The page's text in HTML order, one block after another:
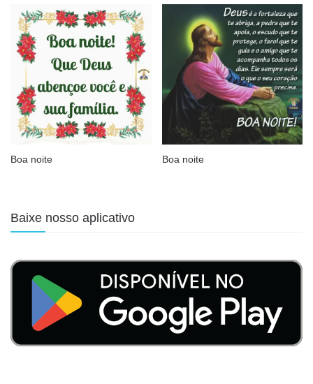
Boa noite Boa noite
Baixe nosso aplicativo